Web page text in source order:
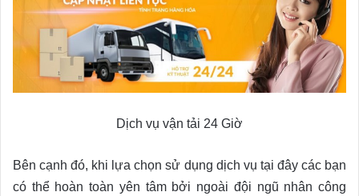
Dịch vụ vận tải 24 Giờ
Bên cạnh đó, khi lựa chọn sử dụng dịch vụ tại đây các bạn
có thể hoàn toàn yên tâm bởi ngoài đội ngũ nhân công